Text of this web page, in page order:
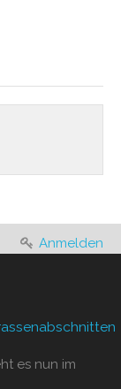
Anmelden
es nun im